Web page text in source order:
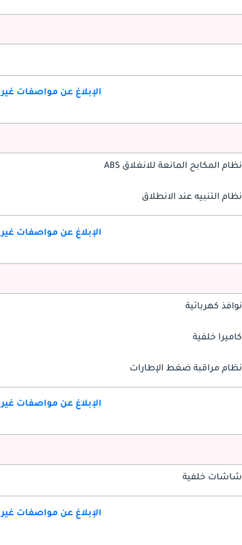
الإبلاغ عن مواصفات
نظام المكابح المانعة للانغلاق ABS
نظام التنبيه عند الانطلاق
الإبلاغ عن مواصفات
نوافذ كهربائية
كاميرا خلفية
نظام مراقبة ضغط الإطارات
الإبلاغ عن مواصفات
شاشات خلفية
الإبلاغ عن مواصفات